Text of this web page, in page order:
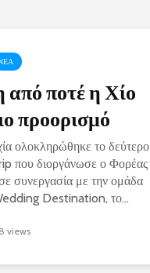
από ποτέ η Χίο
προορισμό
ολοκληρώθηκε το δεύτερο
που διοργάνωσε ο Φορέας
συνεργασία με την ομάδα
Destination, το...
views